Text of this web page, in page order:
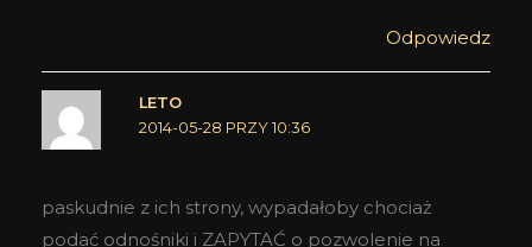
Odpowiedz
LETO
2014-05-28 PRZY 10:36
paskudnie z ich strony, wypadałoby chociaż
podać odnośniki i ZAPYTAĆ o pozwolenie na